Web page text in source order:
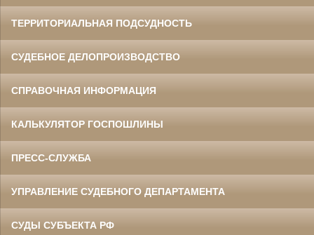
ТЕРРИТОРИАЛЬНАЯ ПОДСУДНОСТЬ
СУДЕБНОЕ ДЕЛОПРОИЗВОДСТВО
СПРАВОЧНАЯ ИНФОРМАЦИЯ
КАЛЬКУЛЯТОР ГОСПОШЛИНЫ
ПРЕСС-СЛУЖБА
УПРАВЛЕНИЕ СУДЕБНОГО ДЕПАРТАМЕНТА
СУДЫ СУБЪЕКТА РФ